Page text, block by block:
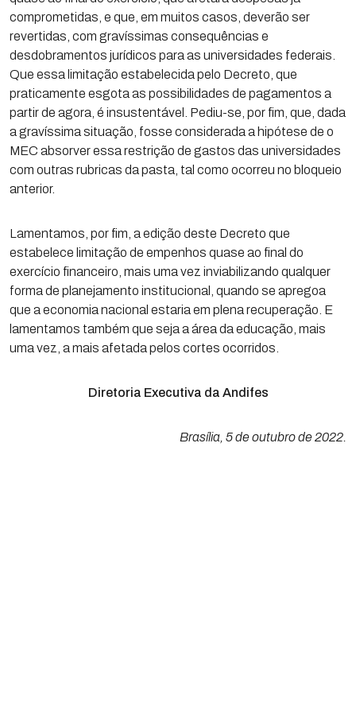
comprometidas, e que, em muitos casos, deverão ser
revertidas, com gravíssimas consequências e
desdobramentos jurídicos para as universidades federais.
Que essa limitação estabelecida pelo Decreto, que
praticamente esgota as possibilidades de pagamentos a
partir de agora, é insustentável. Pediu-se, por fim, que, dada
a gravíssima situação, fosse considerada a hipótese de o
MEC absorver essa restrição de gastos das universidades
com outras rubricas da pasta, tal como ocorreu no bloqueio
anterior.
Lamentamos, por fim, a edição deste Decreto que
estabelece limitação de empenhos quase ao final do
exercício financeiro, mais uma vez inviabilizando qualquer
forma de planejamento institucional, quando se apregoa
que a economia nacional estaria em plena recuperação. E
lamentamos também que seja a área da educação, mais
uma vez, a mais afetada pelos cortes ocorridos.
Diretoria Executiva da Andifes
Brasília, 5 de outubro de 2022.